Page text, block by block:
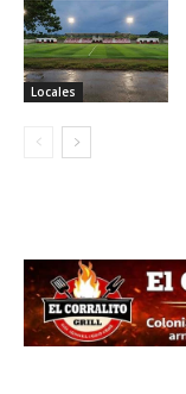
Locales